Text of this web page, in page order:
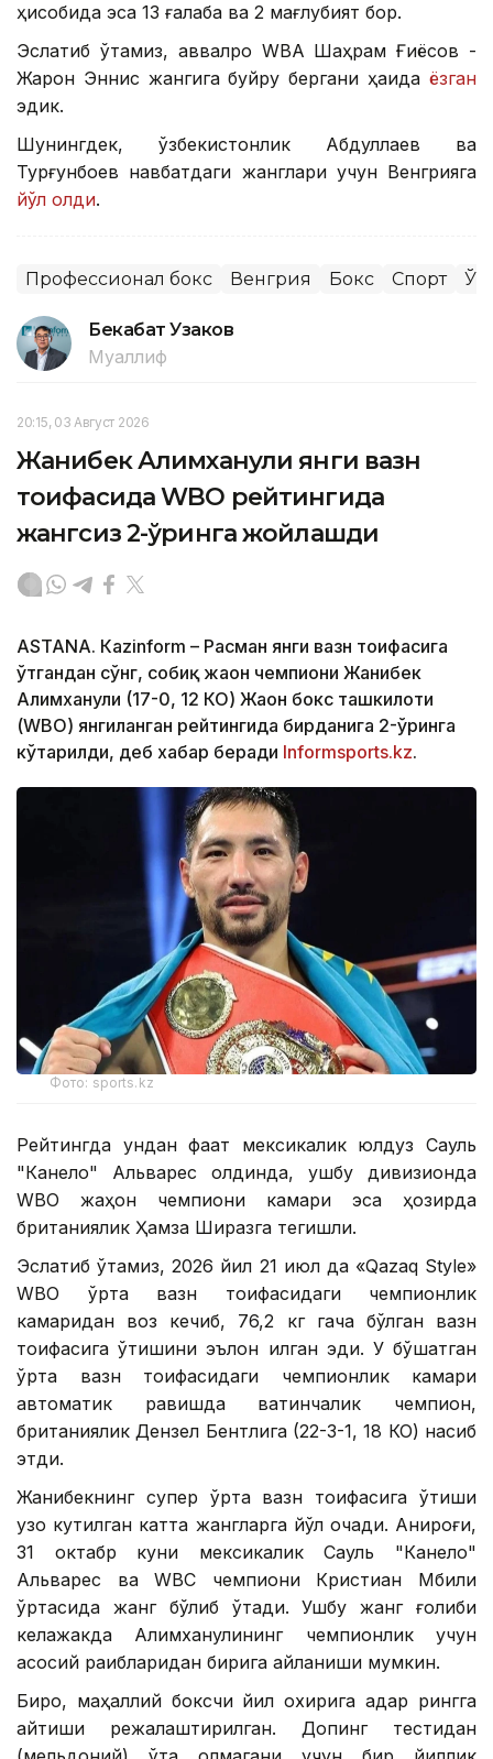
ҳисобида эса 13 ғалаба ва 2 мағлубият бор.
Эслатиб ўтамиз, аввалроқ WBA Шаҳрам Ғиёсов -
Жарон Эннис жангига буйруқ бергани ҳақида ёзган
эдик.
Шунингдек, ўзбекистонлик Абдуллаев ва
Турғунбоев навбатдаги жанглари учун Венгрияга
йўл олди.
Профессионал бокс Венгрия Бокс Спорт
Бекабат Узаков
Муаллиф
20:15, 03 Август 2026
Жанибек Алимханули янги вазн
тоифасида WBO рейтингида
жангсиз 2-ўринга жойлашди
ASTANА. Кazinform – Расман янги вазн тоифасига
ўтгандан сўнг, собиқ жаҳон чемпиони Жанибек
Алимханули (17-0, 12 КО) Жаҳон бокс ташкилоти
(WBО) янгиланган рейтингида бирданига 2-ўринга
кўтарилди, деб хабар беради Informsports.kz.
Фото: sports.kz
Рейтингда ундан фақат мексикалик юлдуз Сауль
"Канело" Альварес олдинда, ушбу дивизионда
WBО жаҳон чемпиони камари эса ҳозирда
британиялик Ҳамза Ширазга тегишли.
Эслатиб ўтамиз, 2026 йил 21 июл да «Qazaq Style»
WВО ўрта вазн тоифасидаги чемпионлик
камаридан воз кечиб, 76,2 кг гача бўлган вазн
тоифасига ўтишини эълон қилган эди. У бўшатган
ўрта вазн тоифасидаги чемпионлик камари
автоматик равишда вақтинчалик чемпион,
британиялик Дензел Бентлига (22-3-1, 18 КО) насиб
этди.
Жанибекнинг супер ўрта вазн тоифасига ўтиши
узоқ кутилган катта жангларга йўл очади. Аниқроғи,
31 октабр куни мексикалик Сауль "Канело"
Альварес ва WВC чемпиони Кристиан Мбили
ўртасида жанг бўлиб ўтади. Ушбу жанг ғолиби
келажакда Алимханулининг чемпионлик учун
асосий рақибларидан бирига айланиши мумкин.
Бироқ, маҳаллий боксчи йил охирига қадар рингга
қайтиши режалаштирилган. Допинг тестидан